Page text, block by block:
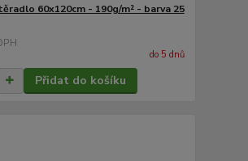
60x120cm - 190g/m² - barva 25
do 5 dnů
Přidat do košíku